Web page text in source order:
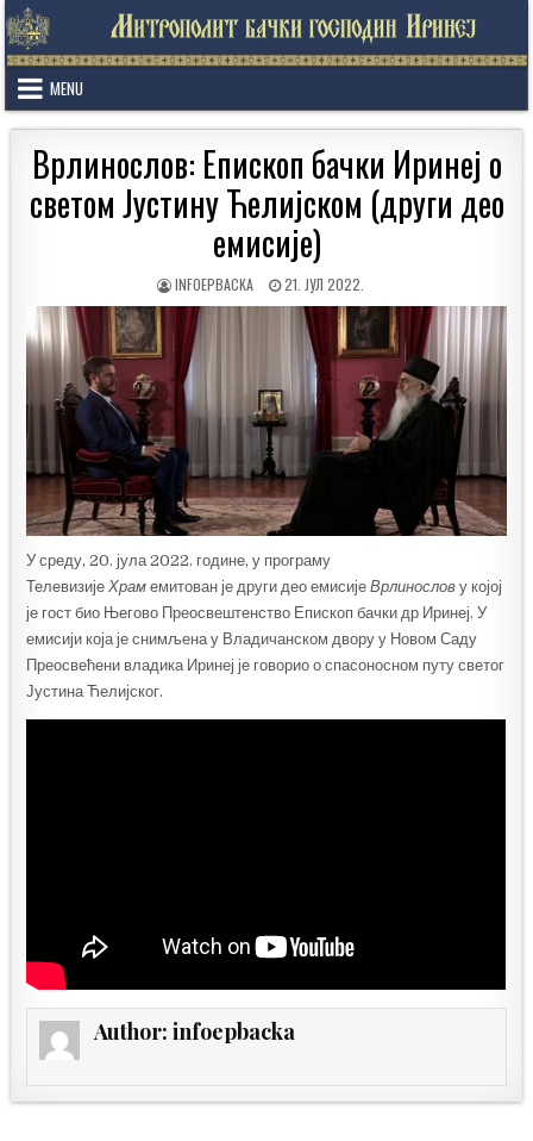
Skip
to
content
MENU
Врлинослов: Епископ бачки Иринеј о
светом Јустину Ћелијском (други део
емисије)
AUTHOR:
INFOEPBACKA
PUBLISHED
DATE:
21. ЈУЛ 2022.
У среду, 20. јула 2022. године, у програму
ТелевизијеХрам емитован је други део емисијеВрлинослов у којој
је гост био Његово Преосвештенство Епископ бачки др Иринеј. У
емисији која је снимљена у Владичанском двору у Новом Саду
Преосвећени владика Иринеј је говорио о спасоносном путу светог
Јустина Ћелијског.
Author:infoepbacka